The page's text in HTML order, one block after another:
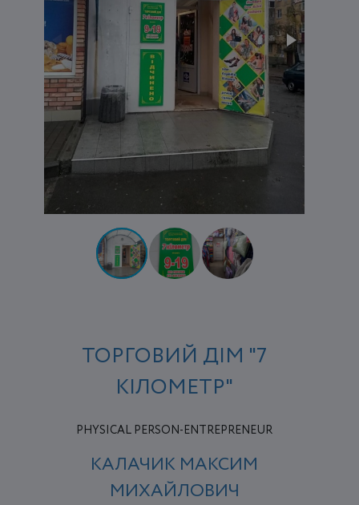
ТОРГОВИЙ ДІМ "7
КІЛОМЕТР"
PHYSICAL PERSON-ENTREPRENEUR
КАЛАЧИК МАКСИМ
МИХАЙЛОВИЧ